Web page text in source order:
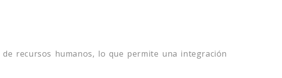
recursos humanos, lo que permite una integración